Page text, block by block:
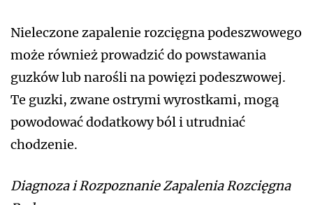
Nieleczone zapalenie rozcięgna podeszwowego
może również prowadzić do powstawania
guzków lub narośli na powięzi podeszwowej.
Te guzki, zwane ostrymi wyrostkami, mogą
powodować dodatkowy ból i utrudniać
chodzenie.
Diagnoza i Rozpoznanie Zapalenia Rozcięgna